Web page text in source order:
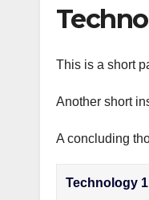
This is a short
Another short
A concluding
Technology 1